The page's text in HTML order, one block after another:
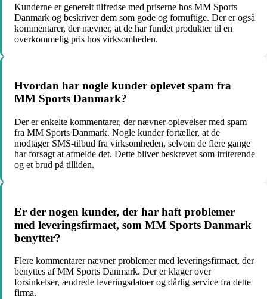
Kunderne er generelt tilfredse med priserne hos MM Sports
Danmark og beskriver dem som gode og fornuftige. Der er også
kommentarer, der nævner, at de har fundet produkter til en
overkommelig pris hos virksomheden.
Hvordan har nogle kunder oplevet spam fra
MM Sports Danmark?
Der er enkelte kommentarer, der nævner oplevelser med spam
fra MM Sports Danmark. Nogle kunder fortæller, at de
modtager SMS-tilbud fra virksomheden, selvom de flere gange
har forsøgt at afmelde det. Dette bliver beskrevet som irriterende
og et brud på tilliden.
Er der nogen kunder, der har haft problemer
med leveringsfirmaet, som MM Sports Danmark
benytter?
Flere kommentarer nævner problemer med leveringsfirmaet, der
benyttes af MM Sports Danmark. Der er klager over
forsinkelser, ændrede leveringsdatoer og dårlig service fra dette
firma.